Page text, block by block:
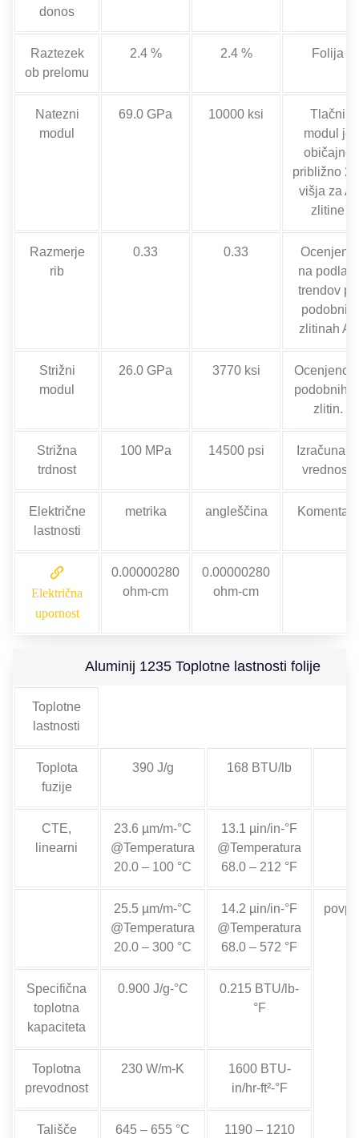
donos
Raztezek
ob prelomu
2.4 % 2.4 % Folija
Natezni
modul
69.0 GPa 10000 ksi
Tlačni
modul je
običajno
približno
višja za Al
zlitine
Razmerje
rib
0.33 0.33
Ocenjeno
na podlagi
trendov pri
podobnih
zlitinah Al.
Strižni
modul
26.0 GPa 3770 ksi
Ocenjeno
podobnih
zlitin.
Strižna
trdnost
100 MPa 14500 psi
Izračunana
vrednost.
Električne
lastnosti
metrika angleščina Komentarji
Električna
upornost
0.00000280
ohm-cm
0.00000280
ohm-cm
Aluminij 1235 Toplotne lastnosti folije
Toplotne
lastnosti
Toplota
fuzije
390 J/g 168 BTU/lb
CTE,
linearni
23.6 µm/m-°C
@Temperatura
20.0 – 100 °C
13.1 µin/in-°F
@Temperatura
68.0 – 212 °F
25.5 µm/m-°C
@Temperatura
20.0 – 300 °C
14.2 µin/in-°F
@Temperatura
68.0 – 572 °F
Specifična
toplotna
kapaciteta
0.900 J/g-°C
0.215 BTU/lb-
°F
Toplotna
prevodnost
230 W/m-K
1600 BTU-
in/hr-ft²-°F
Tališče 645 – 655 °C
1190 – 1210